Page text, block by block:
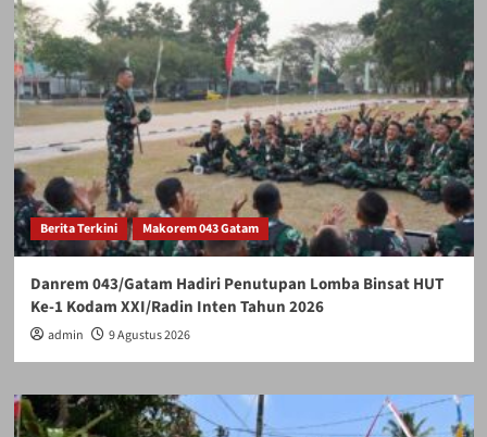
Berita Terkini Makorem 043 Gatam
Danrem 043/Gatam Hadiri Penutupan Lomba Binsat HUT
Ke-1 Kodam XXI/Radin Inten Tahun 2026
admin 9 Agustus 2026